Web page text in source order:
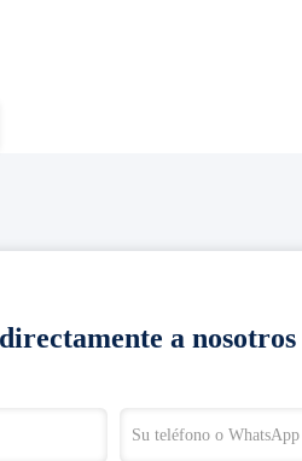
a nosotros